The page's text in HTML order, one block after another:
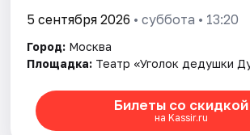
5 сентября 2026 • суббота • 13:20
Город: Москва
Площадка: Театр «Уголок дедушки
Билеты со скидкой
на Kassir.ru